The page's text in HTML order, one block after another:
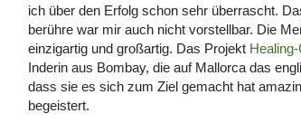
ich über den Erfolg schon sehr überrascht.
berühre war mir auch nicht vorstellbar. Die
einzigartig und großartig. Das Projekt
Inderin aus Bombay, die auf Mallorca das
dass sie es sich zum Ziel gemacht hat
begeistert.